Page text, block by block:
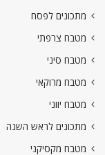
מתכונים לפסח
מטבח צרפתי
מטבח סיני
מטבח מרוקאי
מטבח יווני
מתכונים לראש השנה
מטבח מקסיקני